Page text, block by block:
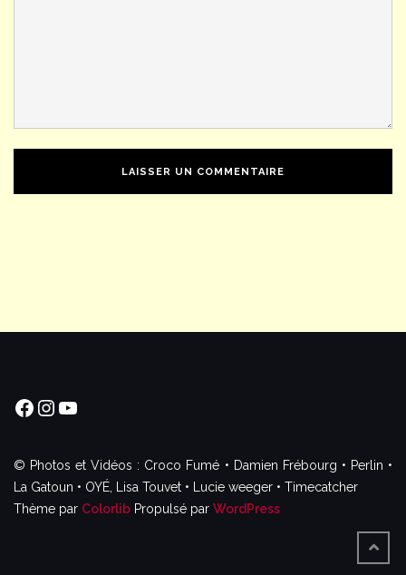
Facebook
Instagram
YouTube
© Photos et Vidéos : Croco Fumé • Damien Frébourg • Perlin •
La Gatoun • OYÉ, Lisa Touvet • Lucie weeger • Timecatcher
Thème par Colorlib Propulsé par WordPress